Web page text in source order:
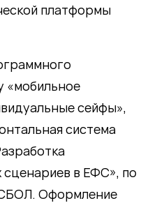
платформы
«мобильное
сейфы»,
система
сценариев в ЕФС», по
Оформление